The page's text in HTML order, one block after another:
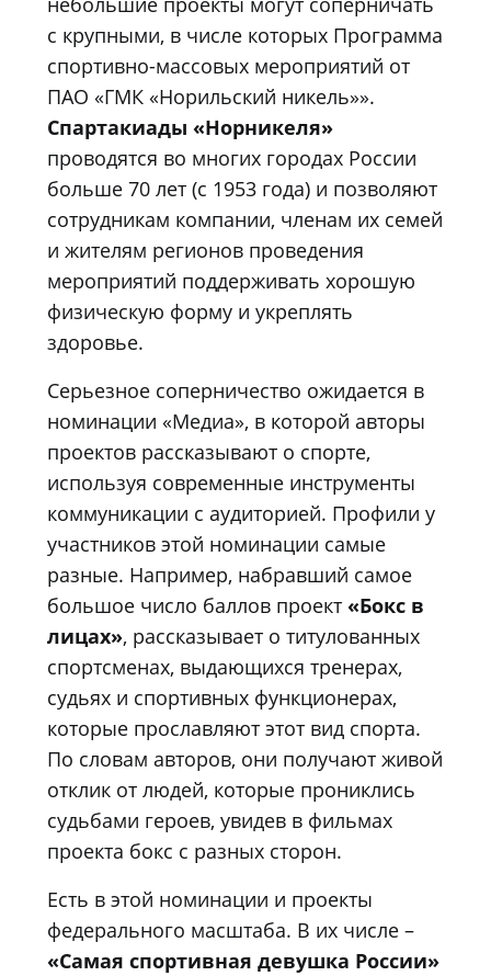
с крупными, в числе которых Программа
спортивно-массовых мероприятий от
ПАО «ГМК «Норильский никель»».
Спартакиады «Норникеля»
проводятся во многих городах России
больше 70 лет (с 1953 года) и позволяют
сотрудникам компании, членам их семей
и жителям регионов проведения
мероприятий поддерживать хорошую
физическую форму и укреплять
здоровье.
Серьезное соперничество ожидается в
номинации «Медиа», в которой авторы
проектов рассказывают о спорте,
используя современные инструменты
коммуникации с аудиторией. Профили у
участников этой номинации самые
разные. Например, набравший самое
большое число баллов проект «Бокс в
лицах», рассказывает о титулованных
спортсменах, выдающихся тренерах,
судьях и спортивных функционерах,
которые прославляют этот вид спорта.
По словам авторов, они получают живой
отклик от людей, которые прониклись
судьбами героев, увидев в фильмах
проекта бокс с разных сторон.
Есть в этой номинации и проекты
федерального масштаба. В их числе –
«Самая спортивная девушка России»